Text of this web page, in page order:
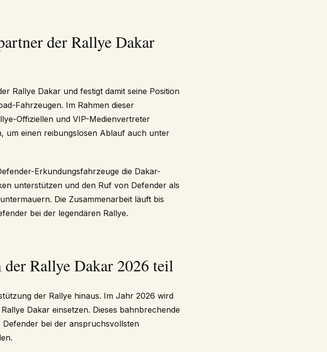
der Rallye Dakar
Rallye Dakar und festigt damit seine Position
Fahrzeugen. Im Rahmen dieser
Offiziellen und VIP-Medienvertreter
um einen reibungslosen Ablauf auch unter
Erkundungsfahrzeuge die Dakar-
unterstützen und den Ruf von Defender als
Die Zusammenarbeit läuft bis
bei der legendären Rallye.
Rallye Dakar 2026 teil
der Rallye hinaus. Im Jahr 2026 wird
Dakar einsetzen. Dieses bahnbrechende
Defender bei der anspruchsvollsten